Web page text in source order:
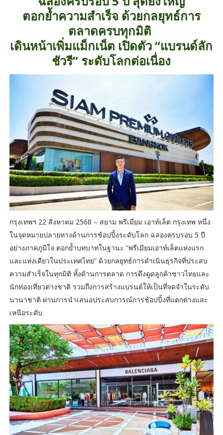
ตอกย้ำความสำเร็จ ด้วยกลยุทธ์การ
ตลาดครบทุกมิติ
เดินหน้าเพิ่มแม็กเน็ต เปิดตัว “แบรนด์ลัก
ชัวรี” ระดับโลกต่อเนื่อง
กรุงเทพฯ 22 สิงหาคม 2568 – สยาม พรีเมี่ยม เอาท์เล็ต กรุงเทพ หนึ่ง
ในจุดหมายปลายทางด้านการช้อปปิ้งระดับโลก ฉลองครบรอบ 5 ปี
อย่างภาคภูมิใจ ตอกย้ำบทบาทในฐานะ “พรีเมียมเอาท์เล็ตแห่งแรก
และแห่งเดียวในประเทศไทย” ด้วยกลยุทธ์การดำเนินธุรกิจที่ประสบ
ความสำเร็จในทุกมิติ ทั้งด้านการตลาด การดึงดูดลูกค้าชาวไทยและ
นักท่องเที่ยวต่างชาติ รวมถึงการสร้างแบรนด์ให้เป็นที่จดจำในระดับ
นานาชาติ ผ่านการนำเสนอประสบการณ์การช้อปปิ้งที่แตกต่างและ
เหนือระดับ